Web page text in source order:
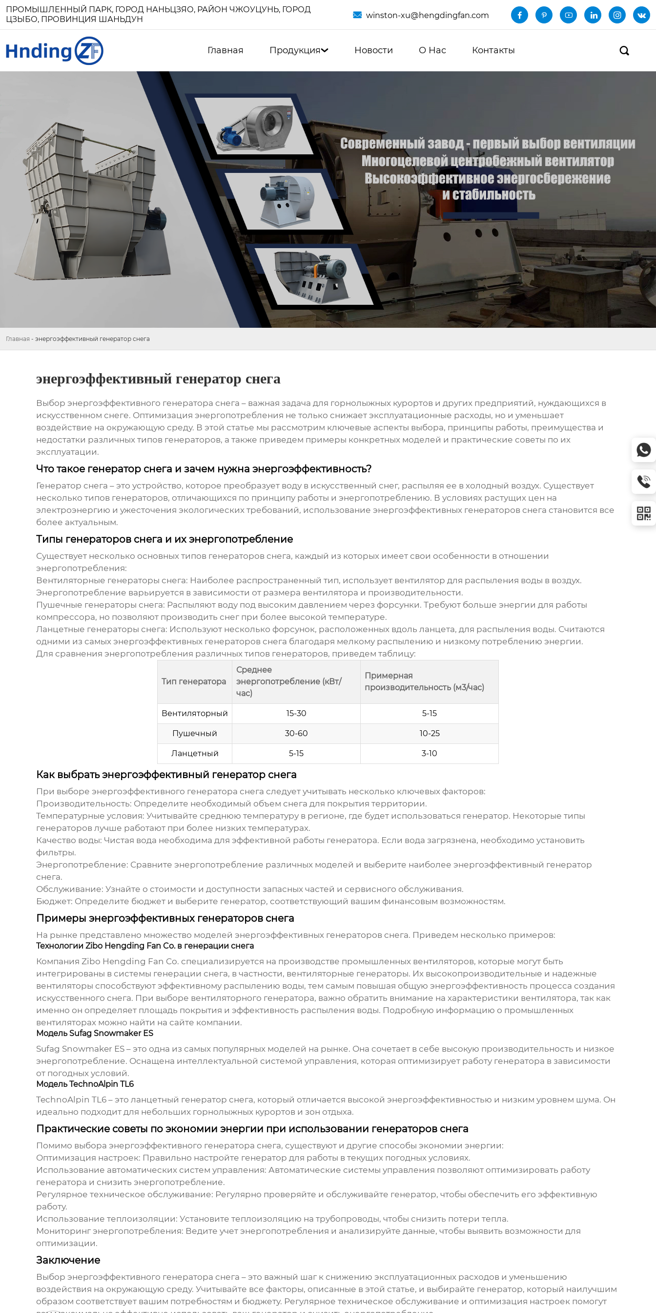
ПРОМЫШЛЕННЫЙ ПАРК, ГОРОД НАНЬЦЗЯО, РАЙОН ЧЖОУЦУНЬ, ГОРОД
ЦЗЫБО, ПРОВИНЦИЯ ШАНЬДУН
 winston-xu@hengdingfan.com      
Главная Продукция Новости О Нас Контакты 
Главная - энергоэффективный генератор снега
энергоэффективный генератор снега
Выбор энергоэффективного генератора снега – важная задача для горнолыжных курортов и других предприятий, нуждающихся в
искусственном снеге. Оптимизация энергопотребления не только снижает эксплуатационные расходы, но и уменьшает
воздействие на окружающую среду. В этой статье мы рассмотрим ключевые аспекты выбора, принципы работы, преимущества и
недостатки различных типов генераторов, а также приведем примеры конкретных моделей и практические советы по их
эксплуатации.
Что такое генератор снега и зачем нужна энергоэффективность?
Генератор снега – это устройство, которое преобразует воду в искусственный снег, распыляя ее в холодный воздух. Существует
несколько типов генераторов, отличающихся по принципу работы и энергопотреблению. В условиях растущих цен на
электроэнергию и ужесточения экологических требований, использование энергоэффективных генераторов снега становится все
более актуальным.
Типы генераторов снега и их энергопотребление
Существует несколько основных типов генераторов снега, каждый из которых имеет свои особенности в отношении
энергопотребления:
Вентиляторные генераторы снега: Наиболее распространенный тип, использует вентилятор для распыления воды в воздух.
Энергопотребление варьируется в зависимости от размера вентилятора и производительности.
Пушечные генераторы снега: Распыляют воду под высоким давлением через форсунки. Требуют больше энергии для работы
компрессора, но позволяют производить снег при более высокой температуре.
Ланцетные генераторы снега: Используют несколько форсунок, расположенных вдоль ланцета, для распыления воды. Считаются
одними из самых энергоэффективных генераторов снега благодаря мелкому распылению и низкому потреблению энергии.
Для сравнения энергопотребления различных типов генераторов, приведем таблицу:
Тип генератора
Среднее
энергопотребление (кВт/
час)
Примерная
производительность (м3/час)
Вентиляторный 15-30 5-15
Пушечный 30-60 10-25
Ланцетный 5-15 3-10
Как выбрать энергоэффективный генератор снега
При выборе энергоэффективного генератора снега следует учитывать несколько ключевых факторов:
Производительность: Определите необходимый объем снега для покрытия территории.
Температурные условия: Учитывайте среднюю температуру в регионе, где будет использоваться генератор. Некоторые типы
генераторов лучше работают при более низких температурах.
Качество воды: Чистая вода необходима для эффективной работы генератора. Если вода загрязнена, необходимо установить
фильтры.
Энергопотребление: Сравните энергопотребление различных моделей и выберите наиболее энергоэффективный генератор
снега.
Обслуживание: Узнайте о стоимости и доступности запасных частей и сервисного обслуживания.
Бюджет: Определите бюджет и выберите генератор, соответствующий вашим финансовым возможностям.
Примеры энергоэффективных генераторов снега
На рынке представлено множество моделей энергоэффективных генераторов снега. Приведем несколько примеров:
Технологии Zibo Hengding Fan Co. в генерации снега
Компания Zibo Hengding Fan Co. специализируется на производстве промышленных вентиляторов, которые могут быть
интегрированы в системы генерации снега, в частности, вентиляторные генераторы. Их высокопроизводительные и надежные
вентиляторы способствуют эффективному распылению воды, тем самым повышая общую энергоэффективность процесса создания
искусственного снега. При выборе вентиляторного генератора, важно обратить внимание на характеристики вентилятора, так как
именно он определяет площадь покрытия и эффективность распыления воды. Подробную информацию о промышленных
вентиляторах можно найти на сайте компании.
Модель Sufag Snowmaker ES
Sufag Snowmaker ES – это одна из самых популярных моделей на рынке. Она сочетает в себе высокую производительность и низкое
энергопотребление. Оснащена интеллектуальной системой управления, которая оптимизирует работу генератора в зависимости
от погодных условий.
Модель TechnoAlpin TL6
TechnoAlpin TL6 – это ланцетный генератор снега, который отличается высокой энергоэффективностью и низким уровнем шума. Он
идеально подходит для небольших горнолыжных курортов и зон отдыха.
Практические советы по экономии энергии при использовании генераторов снега
Помимо выбора энергоэффективного генератора снега, существуют и другие способы экономии энергии:
Оптимизация настроек: Правильно настройте генератор для работы в текущих погодных условиях.
Использование автоматических систем управления: Автоматические системы управления позволяют оптимизировать работу
генератора и снизить энергопотребление.
Регулярное техническое обслуживание: Регулярно проверяйте и обслуживайте генератор, чтобы обеспечить его эффективную
работу.
Использование теплоизоляции: Установите теплоизоляцию на трубопроводы, чтобы снизить потери тепла.
Мониторинг энергопотребления: Ведите учет энергопотребления и анализируйте данные, чтобы выявить возможности для
оптимизации.
Заключение
Выбор энергоэффективного генератора снега – это важный шаг к снижению эксплуатационных расходов и уменьшению
воздействия на окружающую среду. Учитывайте все факторы, описанные в этой статье, и выбирайте генератор, который наилучшим
образом соответствует вашим потребностям и бюджету. Регулярное техническое обслуживание и оптимизация настроек помогут